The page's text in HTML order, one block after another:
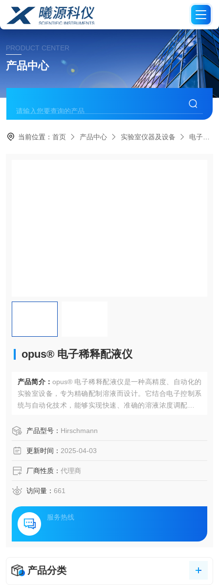
PRODUCT CENTER
产品中心
当前位置：首页 产品中心 实验室仪器及设备 电子滴定器
opus® 电子稀释配液仪
产品简介： opus® 电子稀释配液仪是一种高精度、自动化的
实验室设备，专为精确配制溶液而设计。它结合电子控制系
统与自动化技术，能够实现快速、准确的溶液浓度调配，适
产品型号： Hirschmann
更新时间： 2025-04-03
厂商性质： 代理商
访问量： 661
服务热线
产品分类